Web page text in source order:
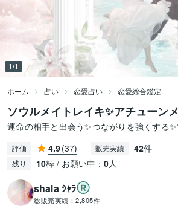
1/1
ホーム 占い 恋愛占い 恋愛総合鑑定
ソウルメイトレイキ✨アチューン
運命の相手と出会う✨つながりを強くする
評価 4.9(37) 販売実績 42件
残り 10枠 / お願い中： 0人
shala ｼｬﾗ
総販売実績： 2,805件